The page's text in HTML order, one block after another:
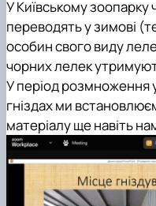
У Київському зоопарку
переводять у зимові
особин свого виду
чорних лелек
У період розмноження
гніздах ми
матеріалу ще навіть